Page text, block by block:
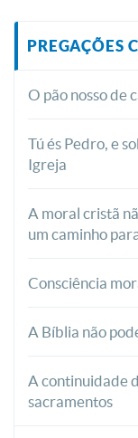
PREGAÇÕES
O pão nosso de
Tú és Pedro, e
Igreja
A moral cristã
um caminho
Consciência
A Bíblia não
A continuidade
sacramentos